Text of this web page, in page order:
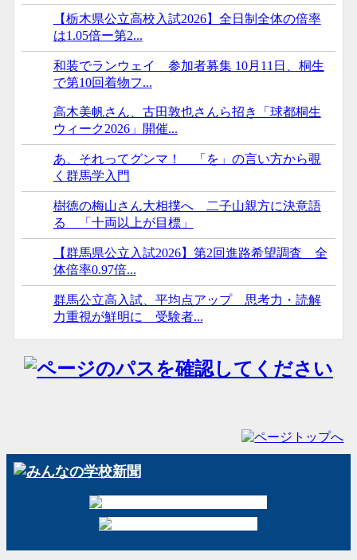
【栃木県公立高校入試2026】全日制全体の倍率
は1.05倍ー第2...
和装でランウェイ 参加者募集 10月11日、桐生
で第10回着物フ...
高木美帆さん、古田敦也さんら招き「球都桐生
ウィーク2026」開催...
あ、それってグンマ！ 「を」の言い方から覗
く群馬学入門
樹徳の梅山さん大相撲へ 二子山親方に決意語
る 「十両以上が目標」
【群馬県公立入試2026】第2回進路希望調査 全
体倍率0.97倍...
群馬公立高入試、平均点アップ 思考力・読解
力重視が鮮明に 受験者...